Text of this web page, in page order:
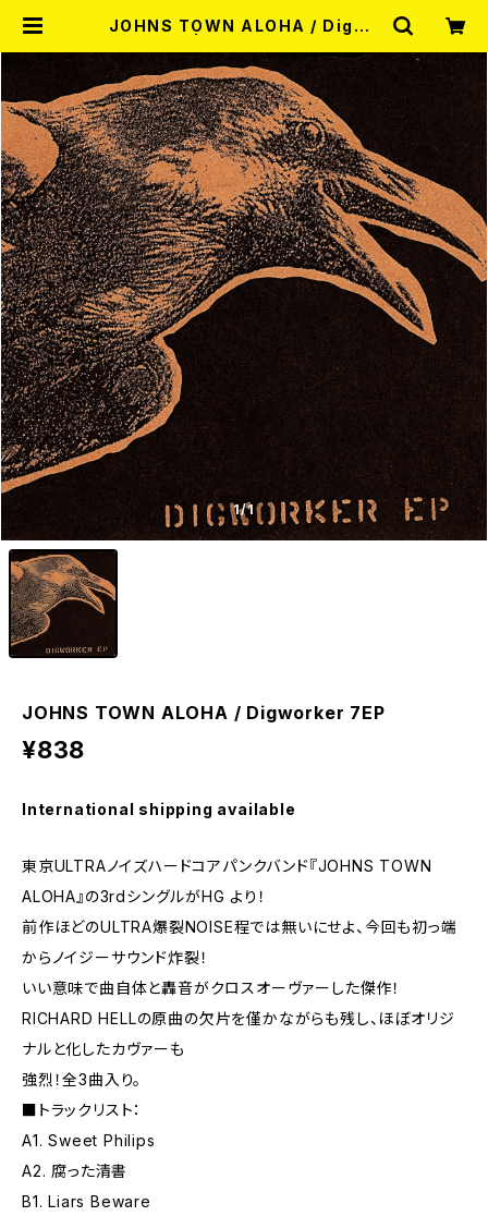
JOHNS TOWN ALOHA / Digwo
ERY
1/1
JOHNS TOWN ALOHA / Digworker 7EP
¥838
International shipping available
東京ULTRAノイズハードコアパンクバンド『JOHNS TOWN
ALOHA』の3rdシングルがHG より！
前作ほどのULTRA爆裂NOISE程では無いにせよ、今回も初っ端
からノイジーサウンド炸裂！
いい意味で曲自体と轟音がクロスオーヴァーした傑作！
RICHARD HELLの原曲の欠片を僅かながらも残し、ほぼオリジ
ナルと化したカヴァーも
強烈！全3曲入り。
■トラックリスト：
A1. Sweet Philips
A2. 腐った清書
B1. Liars Beware